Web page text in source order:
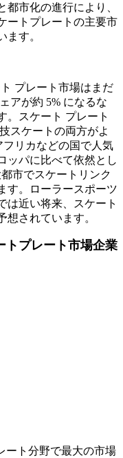
市化の進行により、
ートプレートの主要市
ます。
プレート市場はまだ
アが約 5% になるな
。スケート プレート
スケートの両方がよ
リカなどの国で人気
ッパに比べて依然とし
市でスケートリンク
す。ローラースポーツ
は近い将来、スケート
想されています。
トプレート市場企業
ート分野で最大の市場